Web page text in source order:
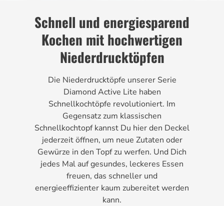
Schnell und energiesparend
Kochen mit hochwertigen
Niederdrucktöpfen
Die Niederdrucktöpfe unserer Serie
Diamond Active Lite haben
Schnellkochtöpfe revolutioniert. Im
Gegensatz zum klassischen
Schnellkochtopf kannst Du hier den Deckel
jederzeit öffnen, um neue Zutaten oder
Gewürze in den Topf zu werfen. Und Dich
jedes Mal auf gesundes, leckeres Essen
freuen, das schneller und
energieeffizienter kaum zubereitet werden
kann.